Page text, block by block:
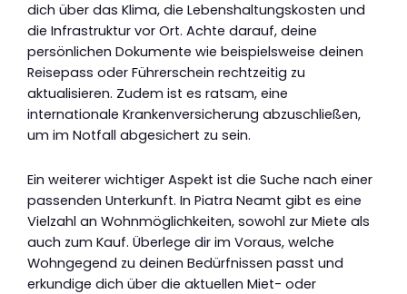
dich über das Klima, die Lebenshaltungskosten und
die Infrastruktur vor Ort. Achte darauf, deine
persönlichen Dokumente wie beispielsweise deinen
Reisepass oder Führerschein rechtzeitig zu
aktualisieren. Zudem ist es ratsam, eine
internationale Krankenversicherung abzuschließen,
um im Notfall abgesichert zu sein.
Ein weiterer wichtiger Aspekt ist die Suche nach einer
passenden Unterkunft. In Piatra Neamt gibt es eine
Vielzahl an Wohnmöglichkeiten, sowohl zur Miete als
auch zum Kauf. Überlege dir im Voraus, welche
Wohngegend zu deinen Bedürfnissen passt und
erkundige dich über die aktuellen Miet- oder